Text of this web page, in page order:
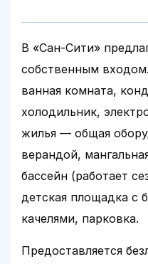
В «Сан-Сити»
собственным
ванная комната,
холодильник,
жилья — общая
верандой,
бассейн (работает
детская площадка с
качелями, парковка.
Предоставляется